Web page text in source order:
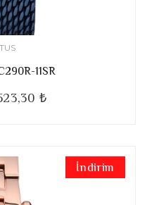
11SR
₺
İndirim